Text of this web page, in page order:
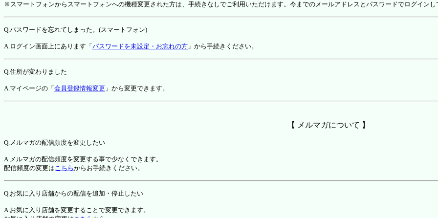
※スマートフォンからスマートフォンへの機種変更された方は、手続きなしでご利用いただけます。今までのメールアドレスとパスワードでログインし
Q.パスワードを忘れてしまった。(スマートフォン)
A.ログイン画面上にあります「 パスワードを未設定・お忘れの方 」から手続きください。
Q.住所が変わりました
A.マイページの「 会員登録情報変更 」から変更できます。
【 メルマガについて 】
Q.メルマガの配信頻度を変更したい
A.メルマガの配信頻度を変更する事で少なくできます。
配信頻度の変更はこちらからお手続きください。
Q.お気に入り店舗からの配信を追加・停止したい
A.お気に入り店舗を変更することで変更できます。